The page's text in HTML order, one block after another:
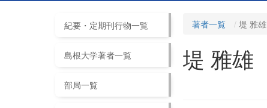
紀要・定期刊行物一覧
島根大学著者一覧
部局一覧
著者一覧 堤 雅雄
堤 雅雄